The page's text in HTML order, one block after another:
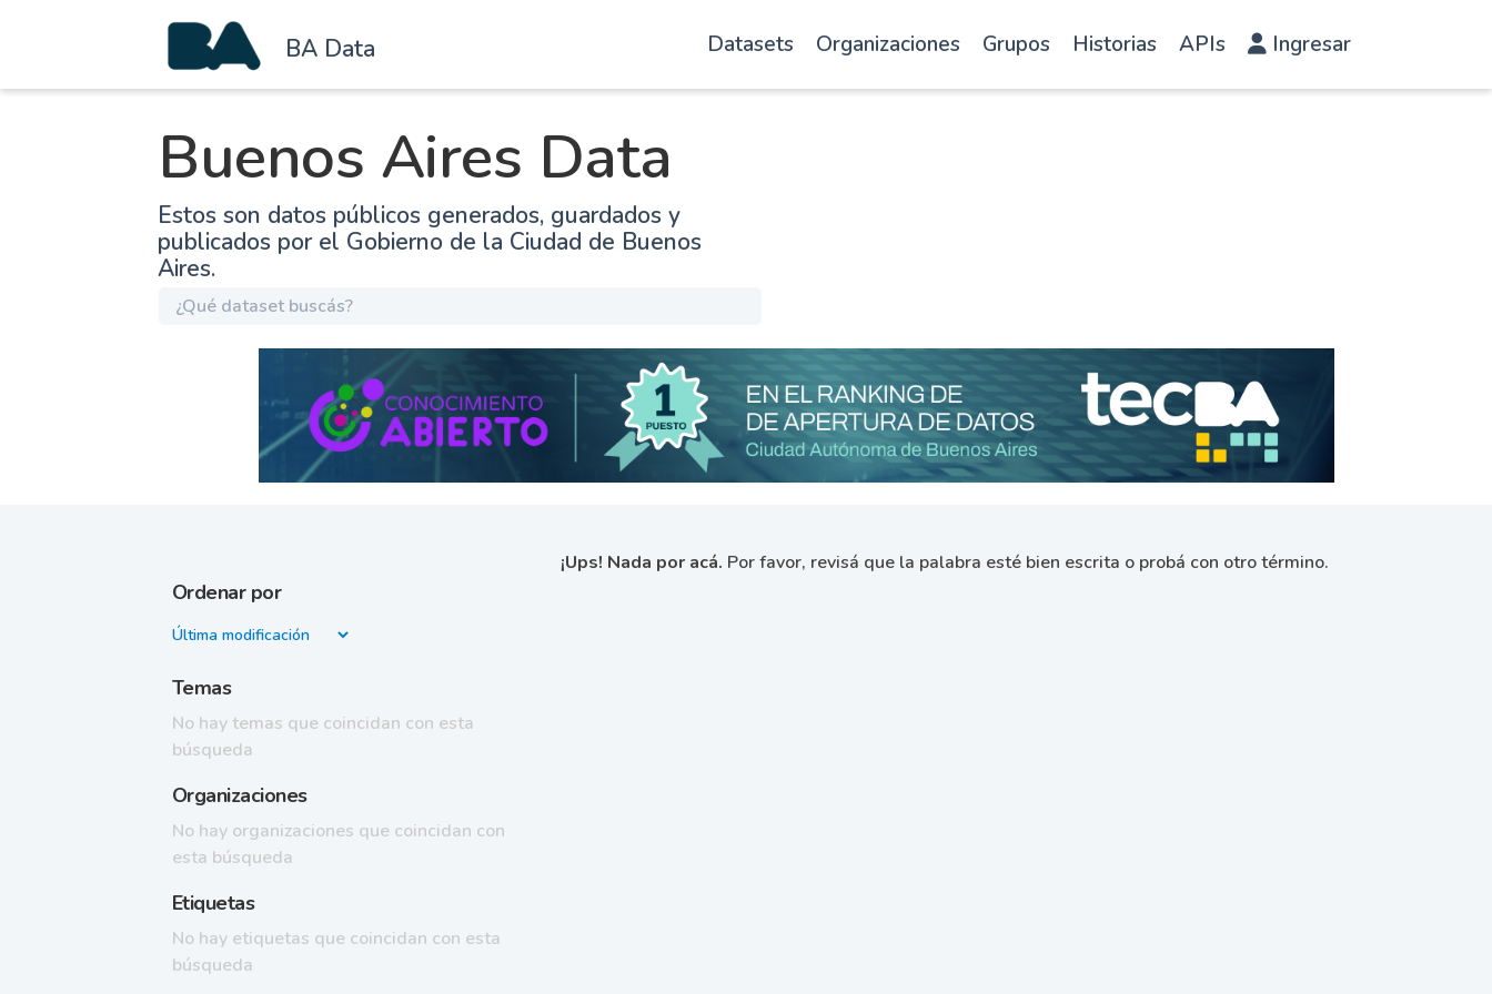
BA Data Datasets Organizaciones Grupos Historias APIs Ingresar
Buenos Aires Data
Estos son datos públicos generados, guardados y
publicados por el Gobierno de la Ciudad de Buenos
Aires.
Ordenar por
Temas
No hay temas que coincidan con esta
búsqueda
Organizaciones
No hay organizaciones que coincidan con
esta búsqueda
Etiquetas
No hay etiquetas que coincidan con esta
búsqueda
¡Ups! Nada por acá. Por favor, revisá que la palabra esté bien escrita o probá con otro término.